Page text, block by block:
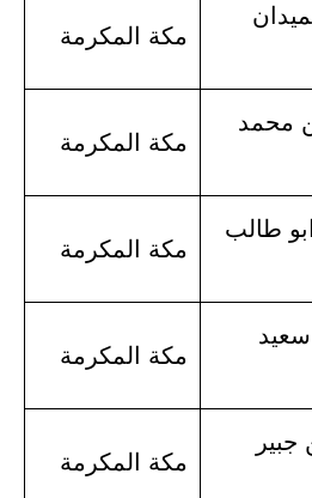
مكة المكرمة
محمد
مكة المكرمة
طالب
مكة المكرمة
مكة المكرمة
مكة المكرمة